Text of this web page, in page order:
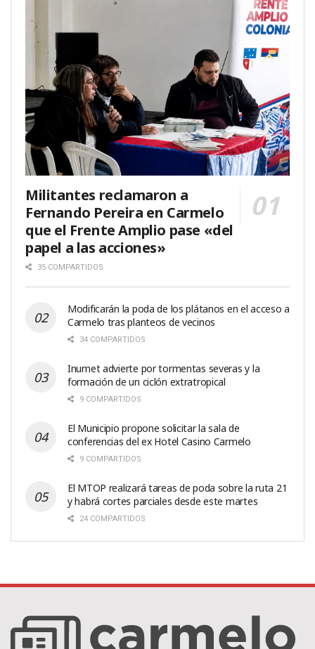
Militantes reclamaron a
Fernando Pereira en Carmelo
que el Frente Amplio pase «del
papel a las acciones»
35 COMPARTIDOS
Modificarán la poda de los plátanos en el acceso a
Carmelo tras planteos de vecinos
34 COMPARTIDOS
Inumet advierte por tormentas severas y la
formación de un ciclón extratropical
9 COMPARTIDOS
El Municipio propone solicitar la sala de
conferencias del ex Hotel Casino Carmelo
9 COMPARTIDOS
El MTOP realizará tareas de poda sobre la ruta 21
y habrá cortes parciales desde este martes
24 COMPARTIDOS